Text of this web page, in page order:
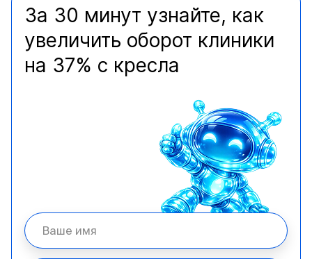
За 30 минут узнайте, как
увеличить оборот клиники
на 37% с кресла